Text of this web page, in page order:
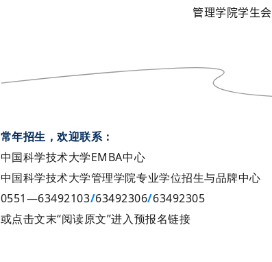
管理学院学生会
常年招生，欢迎联系：
中国科学技术大学EMBA中心
中国科学技术大学管理学院专业学位招生与品牌中心
0551—63492103/63492306/63492305
或点击文末“阅读原文”进入预报名链接